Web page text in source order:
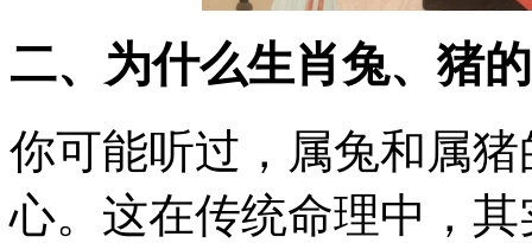
二、为什么生肖兔、猪
你可能听过，属兔和属
心。这在传统命理中，